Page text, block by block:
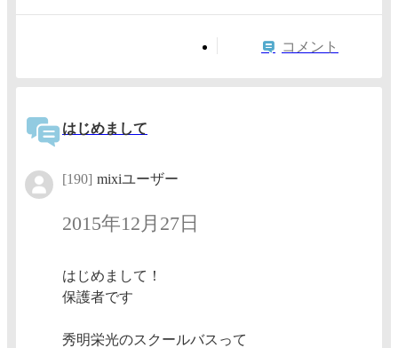
コメント
はじめまして
[190] mixiユーザー
2015年12月27日
はじめまして！
保護者です
秀明栄光のスクールバスって